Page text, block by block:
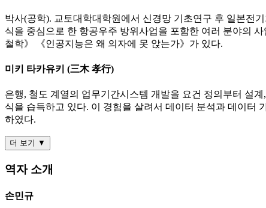
박사(공학). 교토대학대학원에서 신경망 기초연구 후 일본전
식을 중심으로 한 항공우주 방위사업을 포함한 여러 분야의
철학》 《인공지능은 왜 의자에 못 앉는가》가 있다.
미키 타카유키 (三木 孝行)
은행, 철도 계열의 업무기간시스템 개발을 요건 정의부터 설
식을 습득하고 있다. 이 경험을 살려서 데이터 분석과 데이터
하였다.
더 보기 ▼
역자 소개
손민규